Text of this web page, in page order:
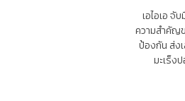
เอไอเอ
ความสำคัญ
ป้องกัน ส่ง
มะเร็ง